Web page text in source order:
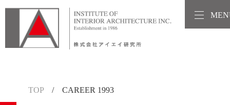
TOP / CAREER 1993